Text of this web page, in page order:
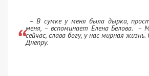
– В сумке у меня была дырка,
меня, – вспоминает Елена Белова. –
сейчас, слава богу, у нас мирная
Днепру.